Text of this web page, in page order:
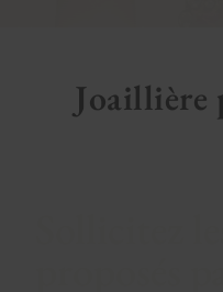
Joaillière